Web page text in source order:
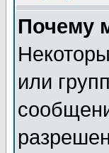
Почему
или